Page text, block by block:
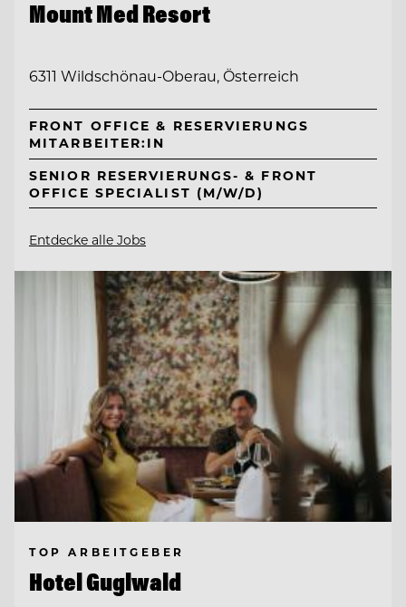
Mount Med Resort
6311 Wildschönau-Oberau, Österreich
FRONT OFFICE & RESERVIERUNGS
MITARBEITER:IN
SENIOR RESERVIERUNGS- & FRONT
OFFICE SPECIALIST (M/W/D)
Entdecke alle Jobs
TOP ARBEITGEBER
Hotel Guglwald